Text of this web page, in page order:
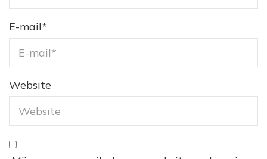
E-mail*
Website